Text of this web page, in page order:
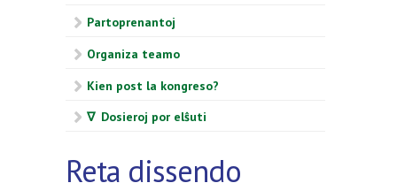
Partoprenantoj
Organiza teamo
Kien post la kongreso?
∇ Dosieroj por elŝuti
Reta dissendo